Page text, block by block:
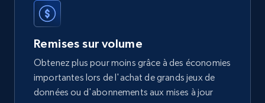
1.9K+
Amazon best seller products
Title, Seller name, Brand, Description, Initial
price, Final price, Final price high, Currency, and
Remises sur volume
Obtenez plus pour moins grâce à des économies
importantes lors de l'achat de grands jeux de
données ou d'abonnements aux mises à jour